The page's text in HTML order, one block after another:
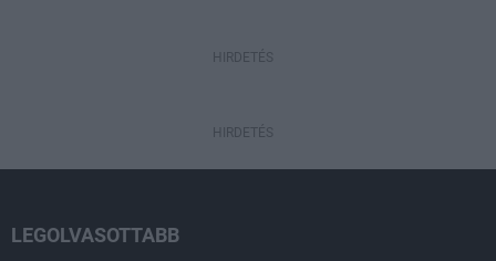
HIRDETÉS
HIRDETÉS
LEGOLVASOTTABB